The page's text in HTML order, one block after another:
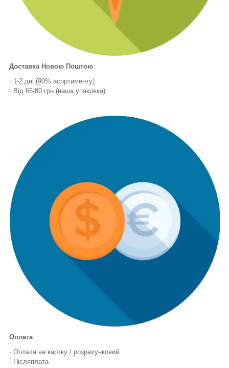
Доставка Новою Поштою
· 1-2 дні (90% асортименту)
· Від 65-80 грн (наша упаковка)
Оплата
· Оплата на картку / розрахунковий
· Післяплата